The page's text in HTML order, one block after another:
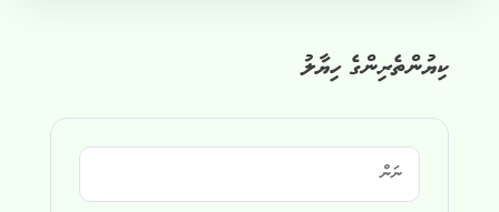
ކިޔުންތެރިންގެ ހިޔާލު